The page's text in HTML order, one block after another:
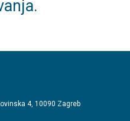
4, 10090 Zagreb